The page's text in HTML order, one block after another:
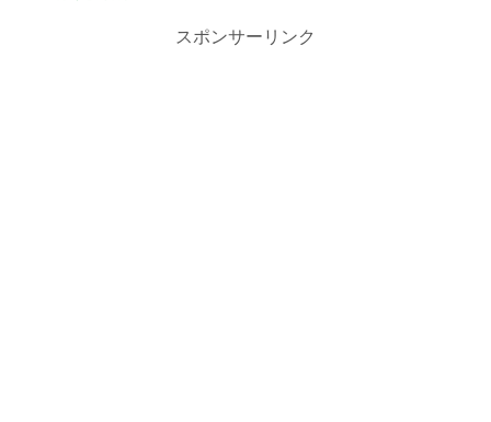
スポンサーリンク